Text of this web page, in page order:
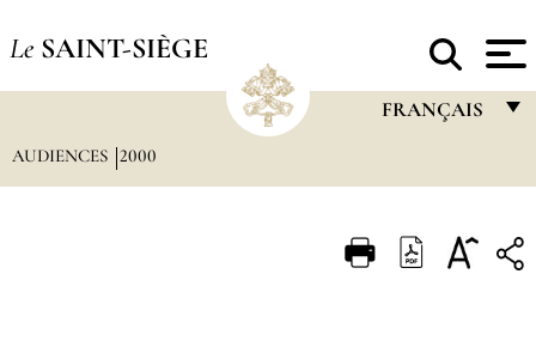
Le SAINT-SIÈGE
FRANÇAIS
ITALIANO
AUDIENCES 2000